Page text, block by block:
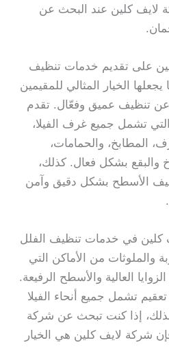
لايف كلين عند البحث عن
على تقديم خدمات تنظيف
يجعلها الخيار المثالي للمقيمين
تنظيف عميق وفعّال. تقدم
تشمل جميع غرف الفيلا،
المطابخ، والحمامات،
والبقع بشكل فعال. كذلك،
الأسطح بشكل دقيق وآمن
كلين في خدمات تنظيف الفلل
والملوثات من الأماكن التي
العالية والأسطح الرفيعة.
تشمل جميع أنحاء الفيلا
إذا كنت تبحث عن شركة
شركة لايف كلين هي الخيار